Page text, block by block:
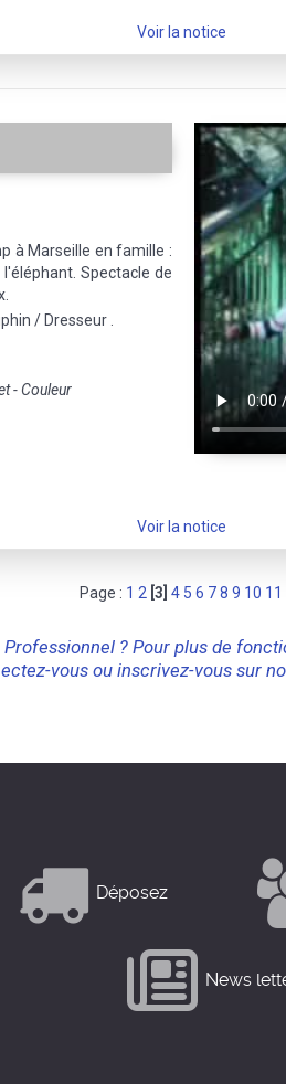
Voir la notice
à Marseille en famille :
Spectacle de
/ Dresseur .
- Couleur
Voir la notice
Page : 1 2 [3] 4 5 6 78 9 10 11
Professionnel ? Pour plus de
vous ou inscrivez-vous sur
Déposez
News